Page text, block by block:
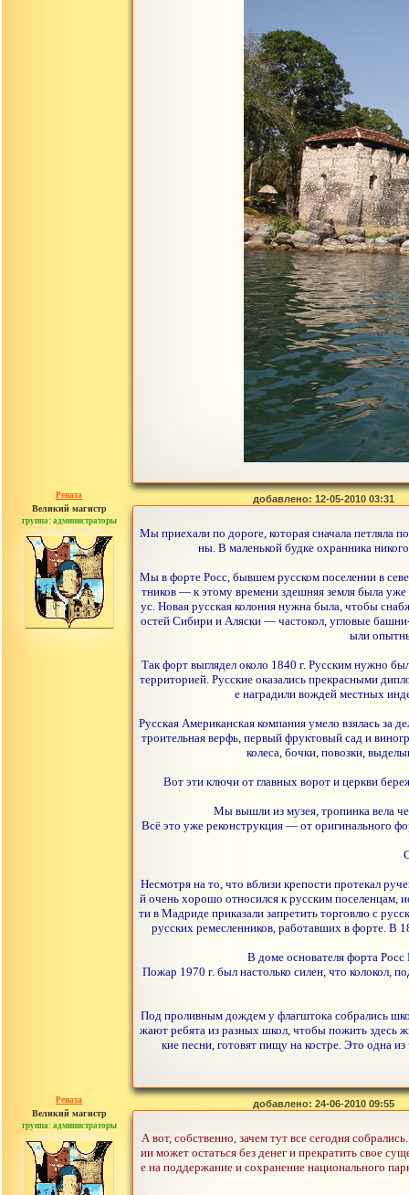
Рената
Великий магистр
группа: администраторы
сообщений: 30442
добавлено: 12-05-2010 03:31
Мы приехали по дороге, которая сначала петляла
ны. В маленькой будке охранника
Мы в форте Росс, бывшем русском поселении в
тников — к этому времени здешняя земля была
ус. Новая русская колония нужна была, чтобы
остей Сибири и Аляски — частокол, угловые
ыли
Так форт выглядел около 1840 г. Русским нужно
территорией. Русские оказались прекрасными
е наградили вождей местных
Русская Американская компания умело взялась за
троительная верфь, первый фруктовый сад и
колеса, бочки, повозки,
Вот эти ключи от главных ворот и церкви
Мы вышли из музея, тропинка вела
Всё это уже реконструкция — от оригинального
Несмотря на то, что вблизи крепости протекал
й очень хорошо относился к русским поселенцам,
ти в Мадриде приказали запретить торговлю с
русских ремесленников, работавших в форте. В
В доме основателя форта Росс
Пожар 1970 г. был настолько силен, что колокол,
Под проливным дождем у флагштока собрались
жают ребята из разных школ, чтобы пожить здесь
кие песни, готовят пищу на костре. Это одна
Рената
Великий магистр
группа: администраторы
сообщений: 30442
добавлено: 24-06-2010 09:55
А вот, собственно, зачем тут все сегодня
ии может остаться без денег и прекратить свое
е на поддержание и сохранение национального